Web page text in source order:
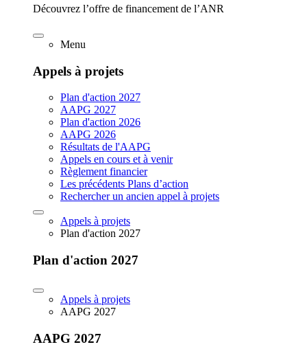
Découvrez l’offre de financement de l’ANR
Menu
Appels à projets
Plan d'action 2027
AAPG 2027
Plan d'action 2026
AAPG 2026
Résultats de l'AAPG
Appels en cours et à venir
Règlement financier
Les précédents Plans d’action
Rechercher un ancien appel à projets
Appels à projets
Plan d'action 2027
Plan d'action 2027
Appels à projets
AAPG 2027
AAPG 2027